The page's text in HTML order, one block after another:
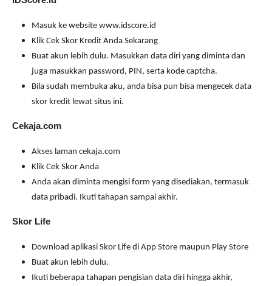
Masuk ke website www.idscore.id
Klik Cek Skor Kredit Anda Sekarang
Buat akun lebih dulu. Masukkan data diri yang diminta dan
juga masukkan password, PIN, serta kode captcha.
Bila sudah membuka aku, anda bisa pun bisa mengecek data
skor kredit lewat situs ini.
Cekaja.com
Akses laman cekaja.com
Klik Cek Skor Anda
Anda akan diminta mengisi form yang disediakan, termasuk
data pribadi. Ikuti tahapan sampai akhir.
Skor Life
Download aplikasi Skor Life di App Store maupun Play Store
Buat akun lebih dulu.
Ikuti beberapa tahapan pengisian data diri hingga akhir,